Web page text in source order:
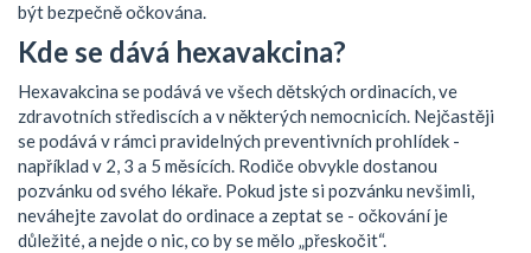
být bezpečně očkována.
Kde se dává hexavakcina?
Hexavakcina se podává ve všech dětských ordinacích, ve
zdravotních střediscích a v některých nemocnicích. Nejčastěji
se podává v rámci pravidelných preventivních prohlídek -
například v 2, 3 a 5 měsících. Rodiče obvykle dostanou
pozvánku od svého lékaře. Pokud jste si pozvánku nevšimli,
neváhejte zavolat do ordinace a zeptat se - očkování je
důležité, a nejde o nic, co by se mělo „přeskočit“.